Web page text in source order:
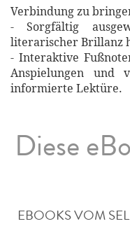
Verbindung zu
- Sorgfältig
literarischer Brillanz
- Interaktive
Anspielungen und
informierte Lektüre.
Diese
EBOOKS VOM